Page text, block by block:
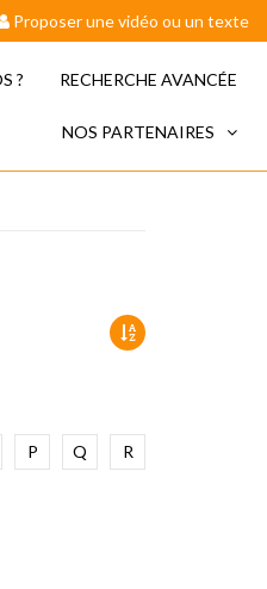
Proposer une vidéo ou un texte
? RECHERCHE AVANCÉE
NOS PARTENAIRES
P Q R